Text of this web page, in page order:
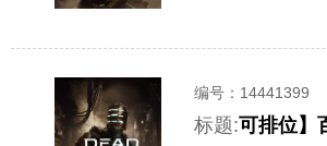
编号： 14441399
标题: